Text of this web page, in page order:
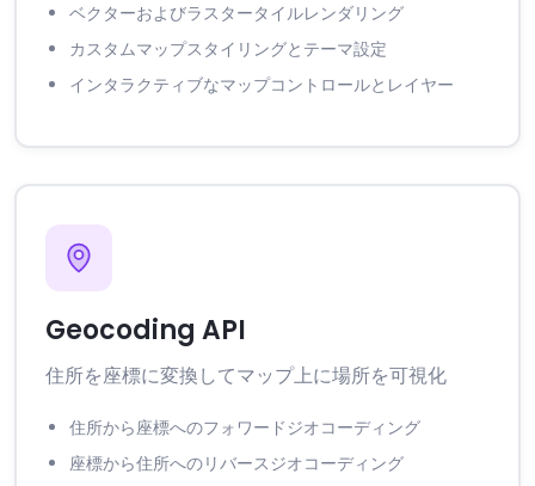
ベクターおよびラスタータイルレンダリング
カスタムマップスタイリングとテーマ設定
インタラクティブなマップコントロールとレイヤー
Geocoding API
住所を座標に変換してマップ上に場所を可視化
住所から座標へのフォワードジオコーディング
座標から住所へのリバースジオコーディング